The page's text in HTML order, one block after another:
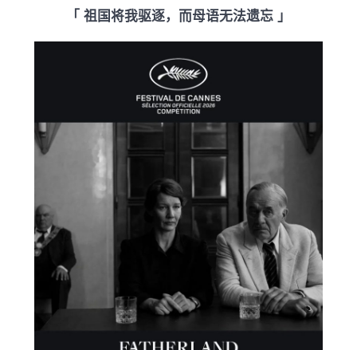
「 祖国将我驱逐，而母语无法遗忘 」